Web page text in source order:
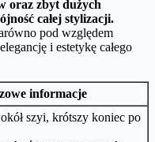
oraz zbyt dużych
całej stylizacji.
pod względem
i estetykę całego
informacje
szyi, krótszy koniec po